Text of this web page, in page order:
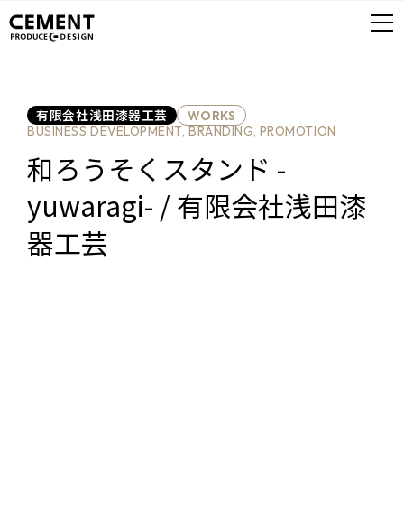
有限会社浅田漆器工芸
WORKS
BUSINESS DEVELOPMENT, BRANDING, PROMOTION
和ろうそくスタンド -
yuwaragi- / 有限会社浅田漆
器工芸